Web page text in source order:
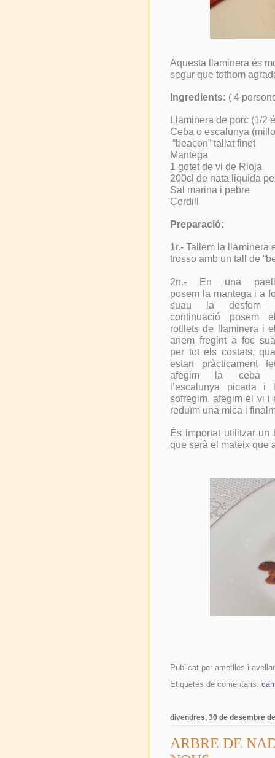
Aquesta llaminera és
segur que tothom
Ingredients: ( 4
Llaminera de porc (1/2
Ceba o escalunya
“beacon” tallat finet
Mantega
1 gotet de vi de Rioja
200cl de nata liquida
Sal marina i pebre
Cordill
Preparació:
1r.- Tallem la llaminera
trosso amb un tall de
2n.- En una
posem la mantega i a
suau la desfem
continuació posem
rotllets de llaminera i
anem fregint a foc
per tot els costats,
estan pràcticament
afegim la ceba
l’escalunya picada i
sofregim, afegim el vi i
reduïm una mica i
És importat utilitzar
que serà el mateix que
Publicat per ametlles i
Etiquetes de comentaris:
divendres, 30 de desembre
ARBRE DE